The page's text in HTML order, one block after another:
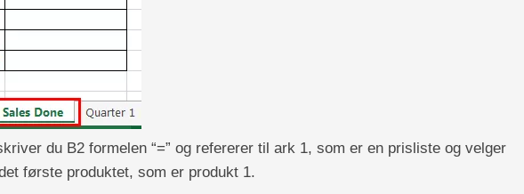
du B2 formelen “=” og refererer til ark 1, som er en prisliste og velger
første produktet, som er produkt 1.